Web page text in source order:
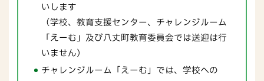
いします
（学校、教育支援センター、チャレンジルーム
「えーむ」及び八丈町教育委員会では送迎は行
いません）
チャレンジルーム「えーむ」では、学校への